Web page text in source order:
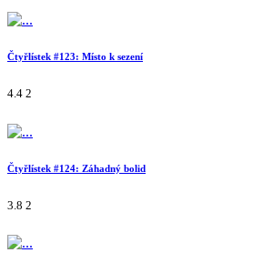
Čtyřlístek #123: Místo k sezení
4.4 2
Čtyřlístek #124: Záhadný bolid
3.8 2